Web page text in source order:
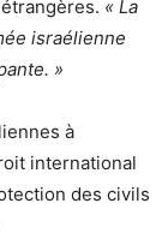
« La
israélienne
»
à
international
des civils